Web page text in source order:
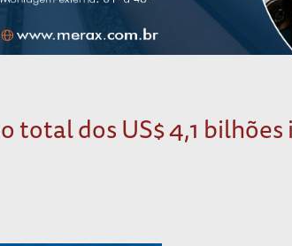
total dos US$ 4,1